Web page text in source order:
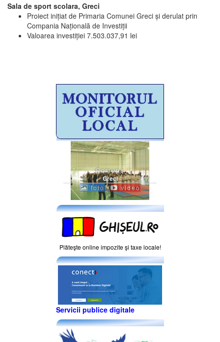
Sala de sport scolara, Greci
Proiect inițiat de Primaria Comunei Greci și derulat prin
Compania Națională de Investiții
Valoarea investiției 7.503.037,91 lei
Comuna
Greci
foto video
Plăteşte online impozite şi taxe locale!
Servicii publice digitale